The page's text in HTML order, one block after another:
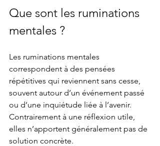
Que sont les ruminations
mentales ?
Les ruminations mentales
correspondent à des pensées
répétitives qui reviennent sans cesse,
souvent autour d’un événement passé
ou d’une inquiétude liée à l’avenir.
Contrairement à une réflexion utile,
elles n’apportent généralement pas de
solution concrète.